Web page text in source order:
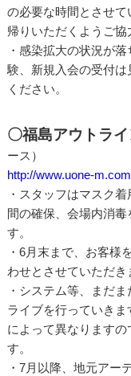
の必要な時間とさせ
帰りいただくようご協
・感染拡大の状況が
験、新規入会の受付
ください。
〇福島アウトライ
ース）
http://www.uone-
・スタッフはマスク
間の確保、会場内消
す。
・6月末まで、お客様
わせとさせていただき
・システム等、まだ
ライブを行っていき
によって異なります
す。
・7月以降、地元アー